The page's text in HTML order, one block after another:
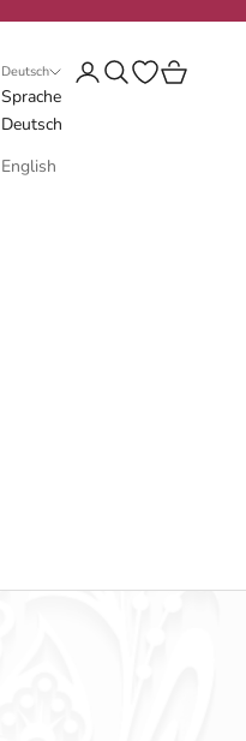
Deutsch
Sprache
Deutsch
English
Anmelden
SuchenWunschliste
Warenkorb